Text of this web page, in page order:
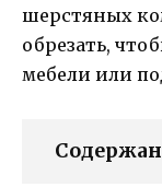
шерстяных
обрезать,
мебели или